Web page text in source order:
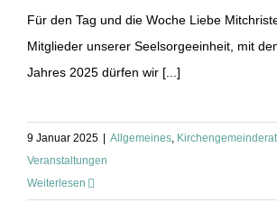
Für den Tag und die Woche Liebe
Mitglieder unserer Seelsorgeeinheit, mit
Jahres 2025 dürfen wir [...]
9 Januar 2025 Allgemeines, Kirchengemeinderat
Veranstaltungen
Weiterlesen